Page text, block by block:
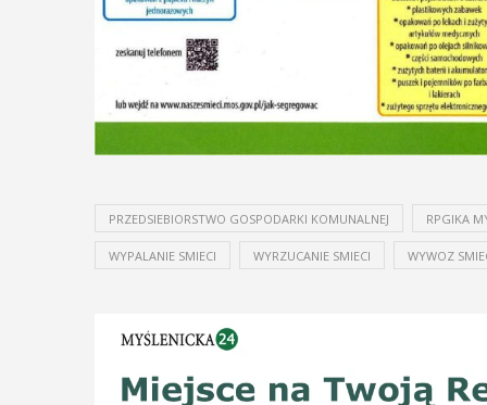
PRZEDSIEBIORSTWO GOSPODARKI KOMUNALNEJ RPGIKA
WYPALANIE SMIECI WYRZUCANIE SMIECI WYWOZ